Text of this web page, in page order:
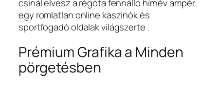
csinál elvesz a régóta fennálló hírnév ampér
egy romlatlan online kaszinók és
sportfogadó oldalak világszerte .
Prémium Grafika a Minden
pörgetésben